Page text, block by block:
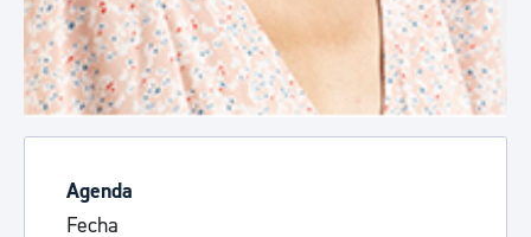
Agenda
Fecha